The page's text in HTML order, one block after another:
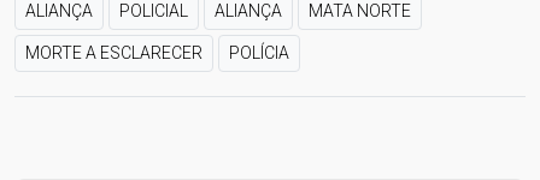
ALIANÇA POLICIAL ALIANÇA MATA NORTE
MORTE A ESCLARECER POLÍCIA